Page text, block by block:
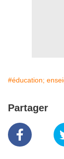
#éducation;
Partager